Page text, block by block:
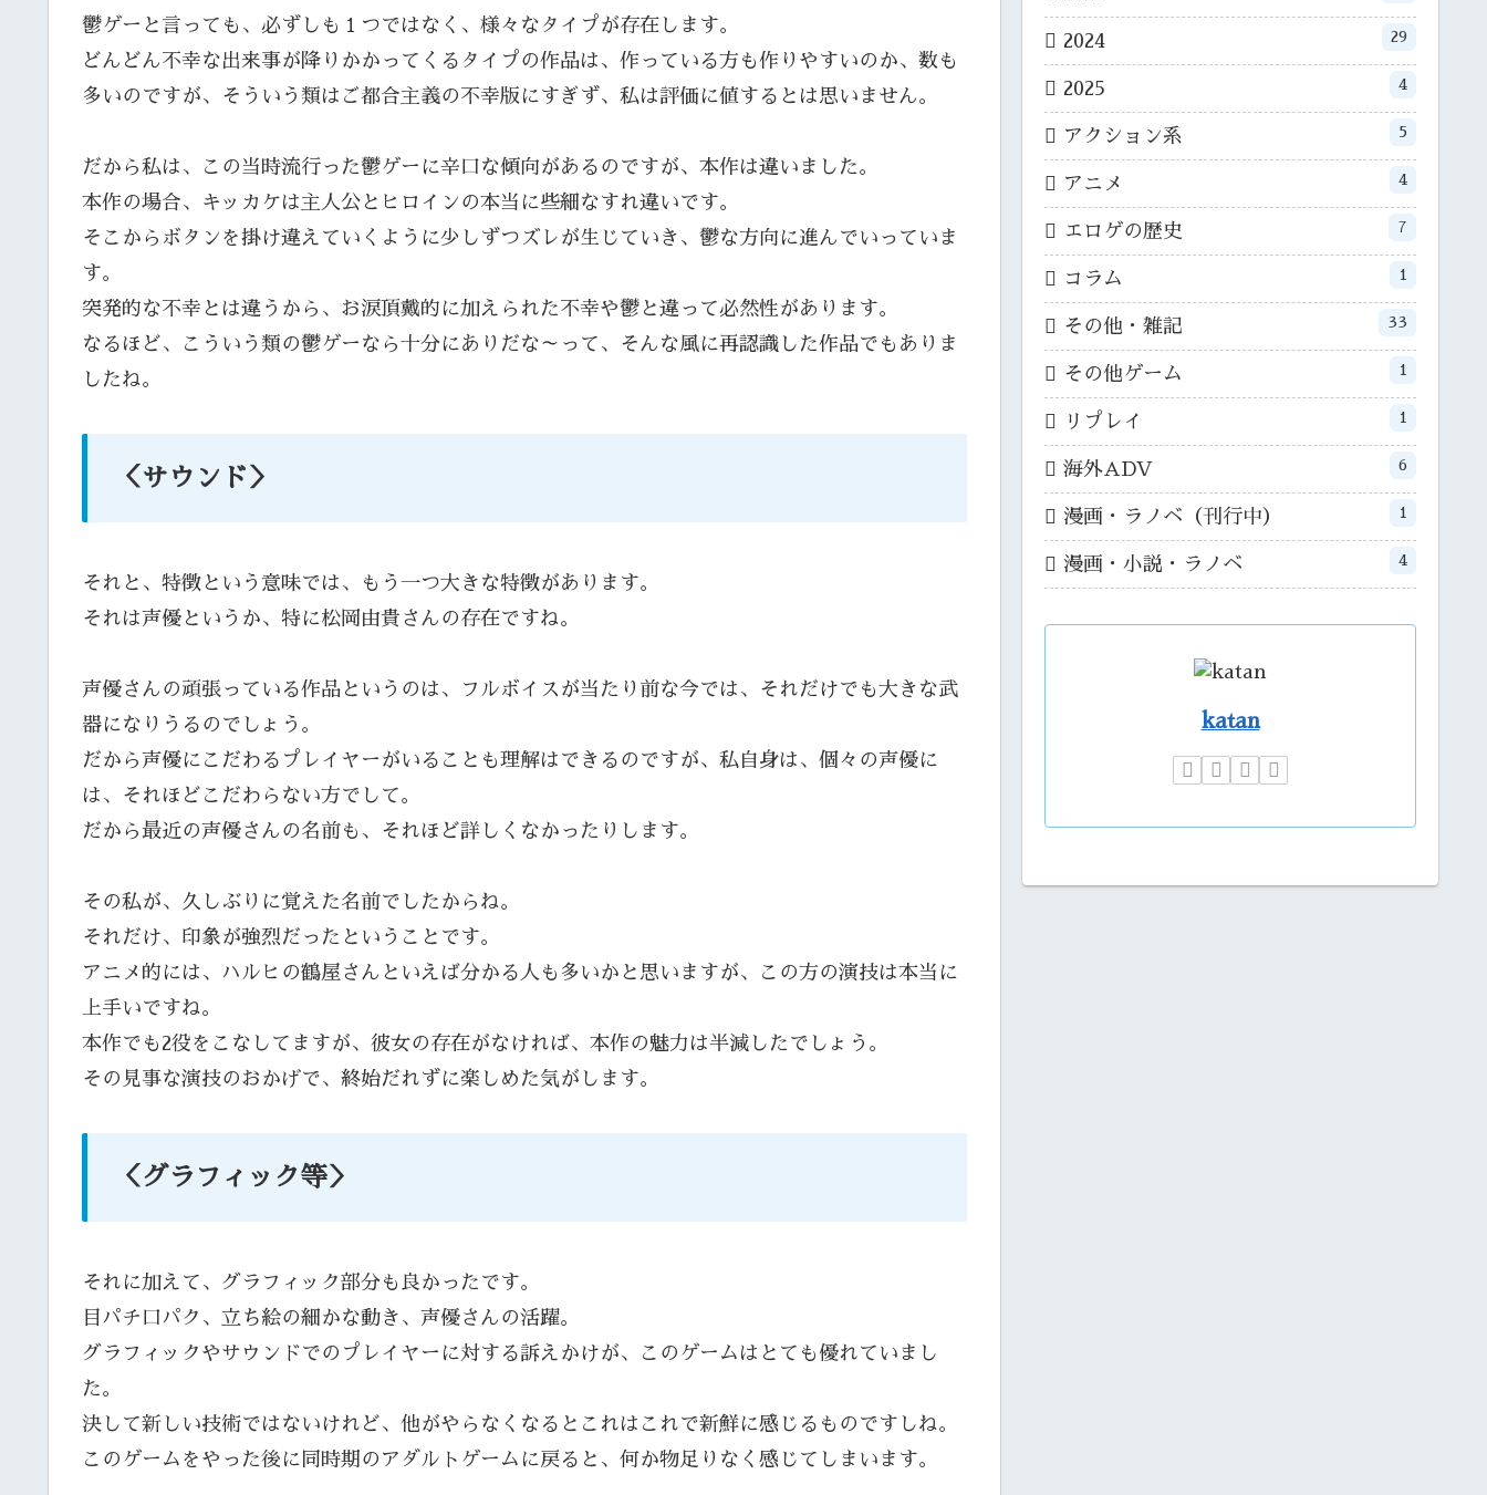
鬱ゲーと言っても、必ずしも１つではなく、様々なタイプが存在します。
どんどん不幸な出来事が降りかかってくるタイプの作品は、作っている方も作りやすいのか、数も
多いのですが、そういう類はご都合主義の不幸版にすぎず、私は評価に値するとは思いません。
だから私は、この当時流行った鬱ゲーに辛口な傾向があるのですが、本作は違いました。
本作の場合、キッカケは主人公とヒロインの本当に些細なすれ違いです。
そこからボタンを掛け違えていくように少しずつズレが生じていき、鬱な方向に進んでいっていま
す。
突発的な不幸とは違うから、お涙頂戴的に加えられた不幸や鬱と違って必然性があります。
なるほど、こういう類の鬱ゲーなら十分にありだな～って、そんな風に再認識した作品でもありま
したね。
＜サウンド＞
それと、特徴という意味では、もう一つ大きな特徴があります。
それは声優というか、特に松岡由貴さんの存在ですね。
声優さんの頑張っている作品というのは、フルボイスが当たり前な今では、それだけでも大きな武
器になりうるのでしょう。
だから声優にこだわるプレイヤーがいることも理解はできるのですが、私自身は、個々の声優に
は、それほどこだわらない方でして。
だから最近の声優さんの名前も、それほど詳しくなかったりします。
その私が、久しぶりに覚えた名前でしたからね。
それだけ、印象が強烈だったということです。
アニメ的には、ハルヒの鶴屋さんといえば分かる人も多いかと思いますが、この方の演技は本当に
上手いですね。
本作でも2役をこなしてますが、彼女の存在がなければ、本作の魅力は半減したでしょう。
その見事な演技のおかげで、終始だれずに楽しめた気がします。
＜グラフィック等＞
それに加えて、グラフィック部分も良かったです。
目パチ口パク、立ち絵の細かな動き、声優さんの活躍。
グラフィックやサウンドでのプレイヤーに対する訴えかけが、このゲームはとても優れていまし
た。
決して新しい技術ではないけれど、他がやらなくなるとこれはこれで新鮮に感じるものですしね。
このゲームをやった後に同時期のアダルトゲームに戻ると、何か物足りなく感じてしまいます。
2024 29
2025 4
アクション系 5
アニメ 4
エロゲの歴史 7
コラム 1
その他・雑記 33
その他ゲーム 1
リプレイ 1
海外ADV 6
漫画・ラノベ（刊行中） 1
漫画・小説・ラノベ 4
katan